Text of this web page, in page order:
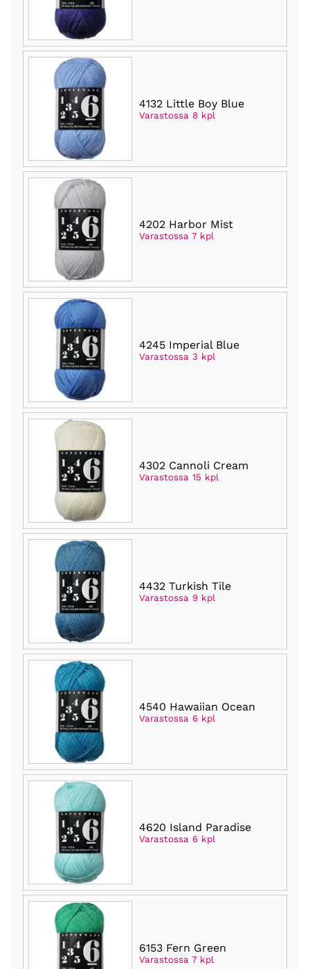
4132 Little Boy Blue
Varastossa 8 kpl
4202 Harbor Mist
Varastossa 7 kpl
4245 Imperial Blue
Varastossa 3 kpl
4302 Cannoli Cream
Varastossa 15 kpl
4432 Turkish Tile
Varastossa 9 kpl
4540 Hawaiian Ocean
Varastossa 6 kpl
4620 Island Paradise
Varastossa 6 kpl
6153 Fern Green
Varastossa 7 kpl